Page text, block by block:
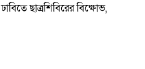
ছাত্রশিবিরের বিক্ষোভ,